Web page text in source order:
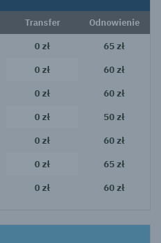
Transfer Odnowienie
0 zł 65 zł
0 zł 60 zł
0 zł 60 zł
0 zł 50 zł
0 zł 60 zł
0 zł 65 zł
0 zł 60 zł